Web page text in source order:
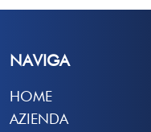
NAVIGA
HOME
AZIENDA